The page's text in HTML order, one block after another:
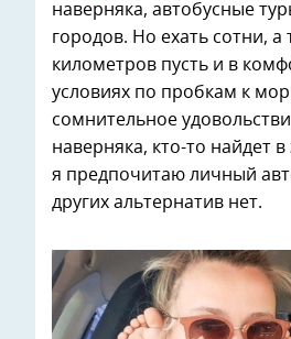
наверняка, автобусные
городов. Но ехать сотни, а
километров пусть и в
условиях по пробкам к
сомнительное
наверняка, кто-то найдет
я предпочитаю личный
других альтернатив нет.